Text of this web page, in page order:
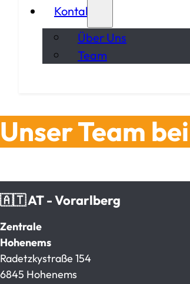
Kontakt
Über Uns
Team
Unser Team
🇦🇹 AT - Vorarlberg
Zentrale
Hohenems
Radetzkystraße 154
6845 Hohenems